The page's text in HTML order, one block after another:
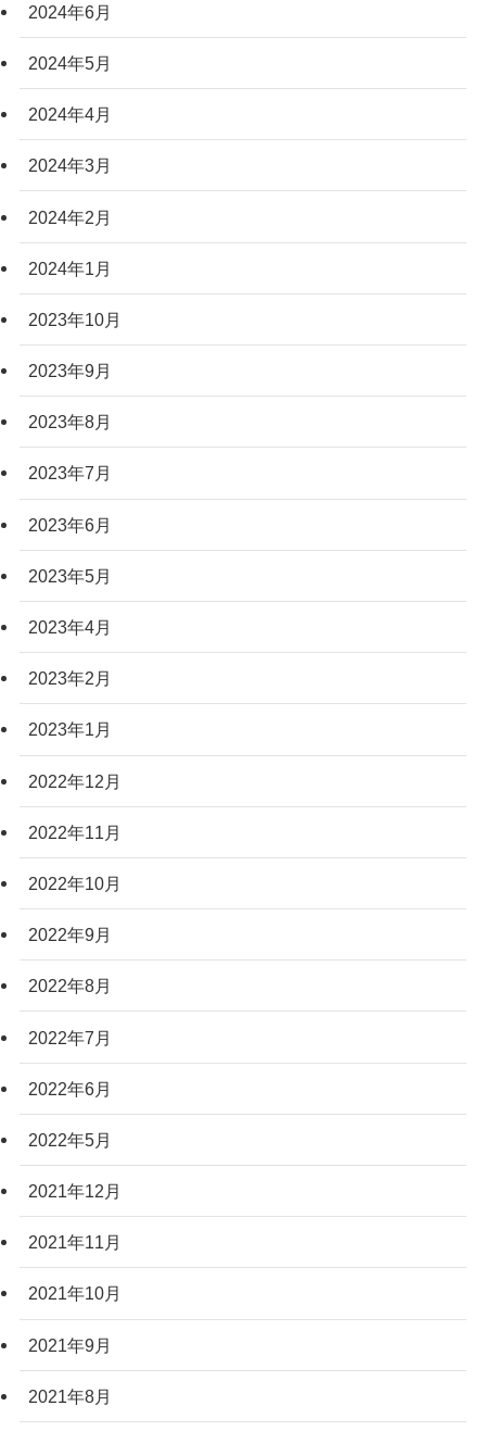
2024年6月
2024年5月
2024年4月
2024年3月
2024年2月
2024年1月
2023年10月
2023年9月
2023年8月
2023年7月
2023年6月
2023年5月
2023年4月
2023年2月
2023年1月
2022年12月
2022年11月
2022年10月
2022年9月
2022年8月
2022年7月
2022年6月
2022年5月
2021年12月
2021年11月
2021年10月
2021年9月
2021年8月